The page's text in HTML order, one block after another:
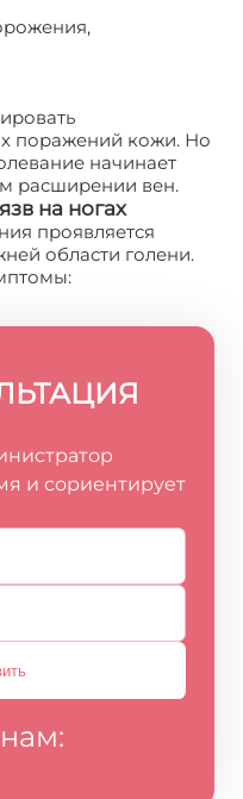
поражений кожи. Но
начинает
расширении вен.
на ногах
проявляется
области голени.
и сориентирует